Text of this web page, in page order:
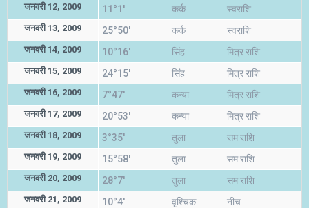
जनवरी 12, 2009 11°1' कर्क स्वराशि
जनवरी 13, 2009 25°50' कर्क स्वराशि
जनवरी 14, 2009 10°16' सिंह मित्र राशि
जनवरी 15, 2009 24°15' सिंह मित्र राशि
जनवरी 16, 2009 7°47' कन्या मित्र राशि
जनवरी 17, 2009 20°53' कन्या मित्र राशि
जनवरी 18, 2009 3°35' तुला सम राशि
जनवरी 19, 2009 15°58' तुला सम राशि
जनवरी 20, 2009 28°7' तुला सम राशि
जनवरी 21, 2009 10°4' वृश्चिक नीच